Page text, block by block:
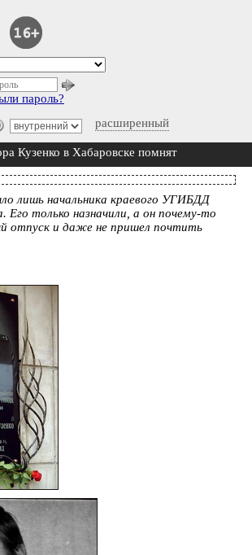
расширенный
пароль?
Кузенко в Хабаровске помнят
лишь начальника краевого УГИБДД
Его только назначили, а он почему-то
отпуск и даже не пришел почтить